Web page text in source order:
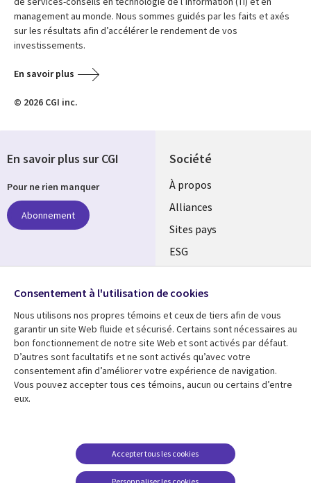
management au monde. Nous sommes guidés par les faits et axés
sur les résultats afin d’accélérer le rendement de vos
investissements.
En savoir plus
© 2026 CGI inc.
Société
À propos
Alliances
Sites pays
ESG
Fusions
Salle de presse
Ressources
Articles
Études de cas
Support
Restrictions et
conditions juridiques
En savoir plus sur CGI
Pour ne rien manquer
Abonnement
Suivez-nous
Social
Media
Global
FR
Consentement à l'utilisation de cookies
Nous utilisons nos propres témoins et ceux de tiers afin de vous
garantir un site Web fluide et sécurisé. Certains sont nécessaires au
bon fonctionnement de notre site Web et sont activés par défaut.
D’autres sont facultatifs et ne sont activés qu’avec votre
consentement afin d’améliorer votre expérience de navigation.
Vous pouvez accepter tous ces témoins, aucun ou certains d’entre
eux.
Accepter tous les cookies